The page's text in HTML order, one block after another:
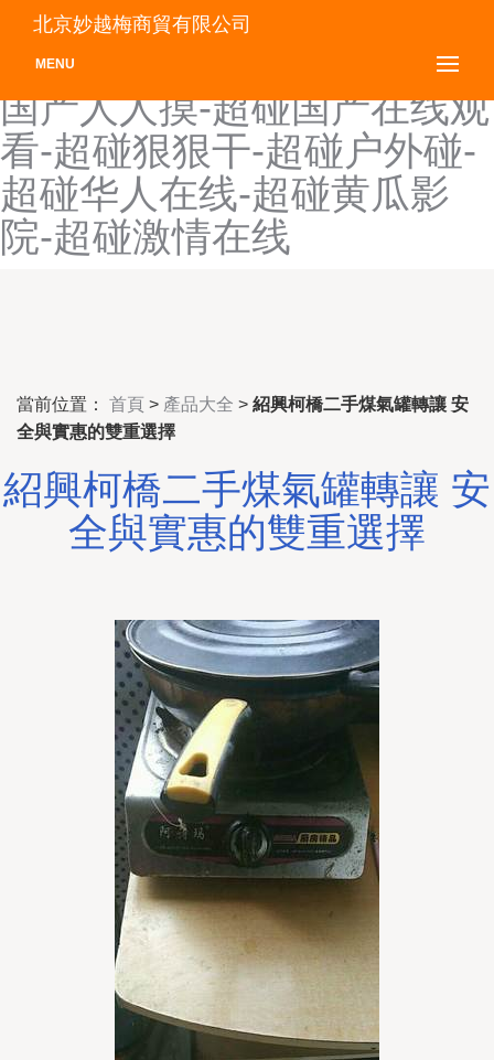
超碰国产福利-超碰国产乱
伦-超碰国产欧美人人-超碰
国产人人摸-超碰国产在线观
看-超碰狠狠干-超碰户外碰-
超碰华人在线-超碰黄瓜影
院-超碰激情在线
北京妙越梅商貿有限公司
MENU
當前位置： 首頁 > 產品大全 > 紹興柯橋二手煤氣罐轉讓 安
全與實惠的雙重選擇
紹興柯橋二手煤氣罐轉讓 安
全與實惠的雙重選擇